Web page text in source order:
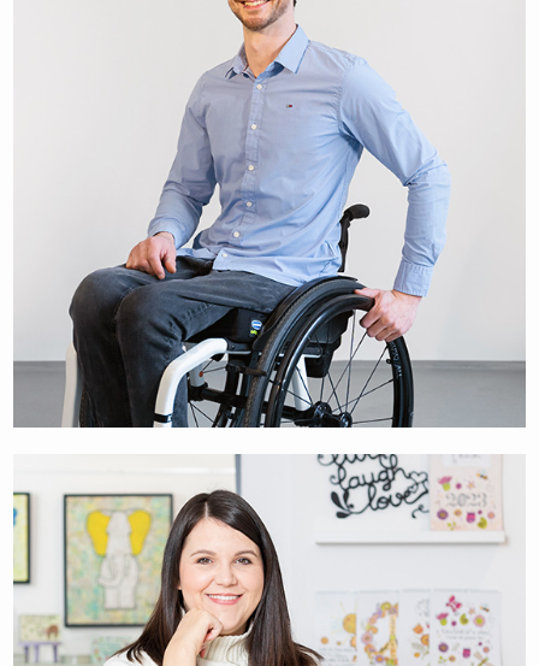
MORITZ BRÜCKNER
MOTIVATIONAL SPEAKER
NIKO JOHANN